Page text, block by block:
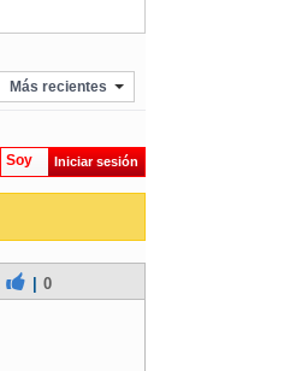
Más recientes
Soy Iniciar sesión
0